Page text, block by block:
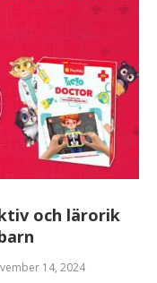
och lärorik
14, 2024